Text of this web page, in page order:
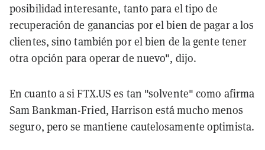
posibilidad interesante, tanto para el tipo de
recuperación de ganancias por el bien de pagar a los
clientes, sino también por el bien de la gente tener
otra opción para operar de nuevo", dijo.
En cuanto a si FTX.US es tan "solvente" como afirma
Sam Bankman-Fried, Harrison está mucho menos
seguro, pero se mantiene cautelosamente optimista.